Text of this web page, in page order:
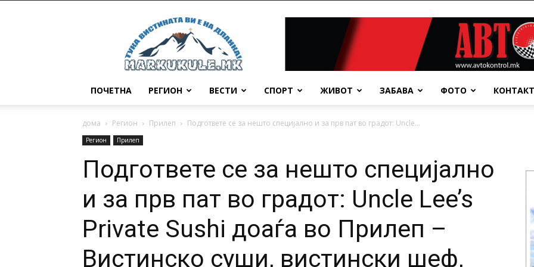
Маркукуле
ПОЧЕТНА РЕГИОН ВЕСТИ СПОРТ ЖИВОТ ЗАБАВА ФОТО КОНТАКТ
дома Регион Прилеп Подгответе се за нешто специјално и за прв пат во градот: Uncle...
Регион Прилеп
Подгответе се за нешто специјално
и за прв пат во градот: Uncle Lee’s
Private Sushi доаѓа во Прилеп –
Вистинскo суши, вистински шеф,